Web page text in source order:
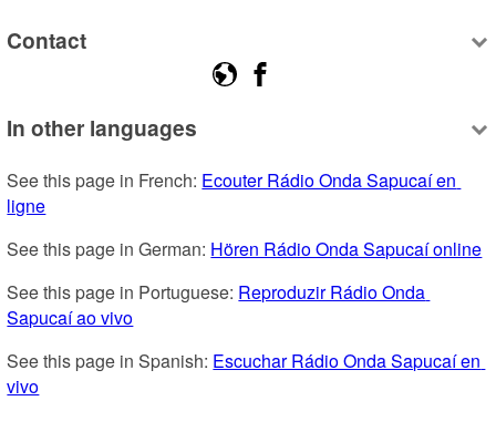
Contact
In other languages
See this page in French: Ecouter Rádio Onda Sapucaí en
ligne
See this page in German: Hören Rádio Onda Sapucaí online
See this page in Portuguese: Reproduzir Rádio Onda
Sapucaí ao vivo
See this page in Spanish: Escuchar Rádio Onda Sapucaí en
vivo